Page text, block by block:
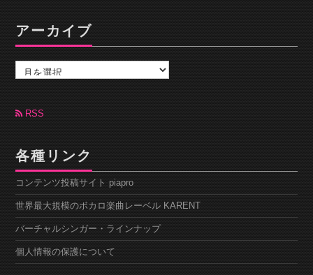
アーカイブ
カ
ブRSS
各種リンク
コンテンツ投稿サイト piapro
世界最大規模のボカロ楽曲レーベル KARENT
バーチャルシンガー・ラインナップ
個人情報の保護について